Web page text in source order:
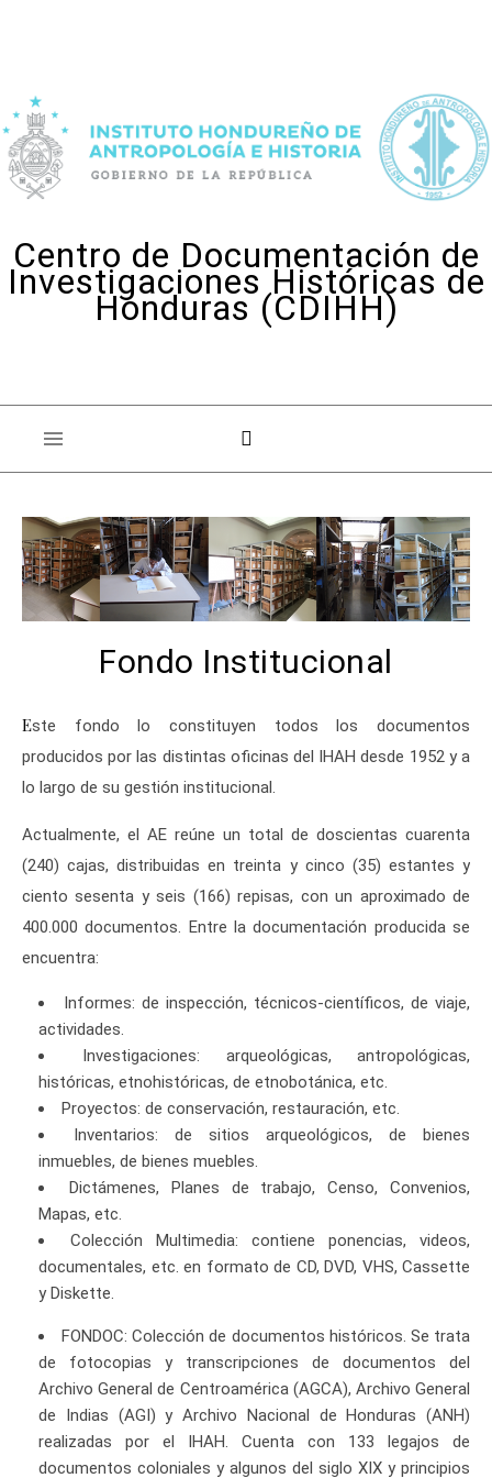
Centro de Documentación de
Investigaciones Históricas de
Honduras (CDIHH)
Fondo Institucional
Este fondo lo constituyen todos los documentos
producidos por las distintas oficinas del IHAH desde 1952 y a
lo largo de su gestión institucional.
Actualmente, el AE reúne un total de doscientas cuarenta
(240) cajas, distribuidas en treinta y cinco (35) estantes y
ciento sesenta y seis (166) repisas, con un aproximado de
400.000 documentos. Entre la documentación producida se
encuentra:
Informes: de inspección, técnicos-científicos, de viaje,
actividades.
Investigaciones: arqueológicas, antropológicas,
históricas, etnohistóricas, de etnobotánica, etc.
Proyectos: de conservación, restauración, etc.
Inventarios: de sitios arqueológicos, de bienes
inmuebles, de bienes muebles.
Dictámenes, Planes de trabajo, Censo, Convenios,
Mapas, etc.
Colección Multimedia: contiene ponencias, videos,
documentales, etc. en formato de CD, DVD, VHS, Cassette
y Diskette.
FONDOC: Colección de documentos históricos. Se trata
de fotocopias y transcripciones de documentos del
Archivo General de Centroamérica (AGCA), Archivo General
de Indias (AGI) y Archivo Nacional de Honduras (ANH)
realizadas por el IHAH. Cuenta con 133 legajos de
documentos coloniales y algunos del siglo XIX y principios